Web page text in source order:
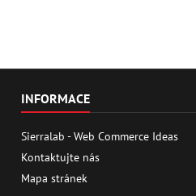
INFORMACE
Sierralab - Web Commerce Ideas
Kontaktujte nás
Mapa stránek